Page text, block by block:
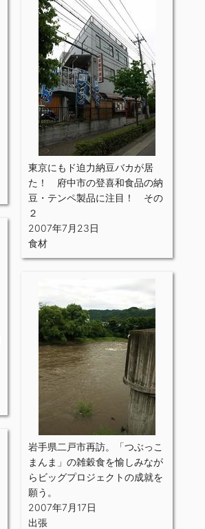
東京にもド迫力納豆バカが居
た！ 府中市の登喜和食品の納
豆・テンペ製品に注目！ その
２
2007年7月23日
食材
岩手県二戸市再訪。「つぶっこ
まんま」の雑穀食を愉しみなが
らビッグプロジェクトの成就を
願う。
2007年7月17日
出張